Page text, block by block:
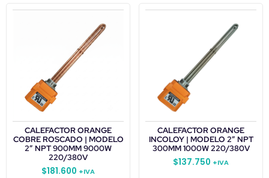
CALEFACTOR ORANGE
COBRE ROSCADO | MODELO
2” NPT 900MM 9000W
220/380V
$181.600 +IVA
CALEFACTOR ORANGE
INCOLOY | MODELO 2” NPT
300MM 1000W 220/380V
$137.750 +IVA